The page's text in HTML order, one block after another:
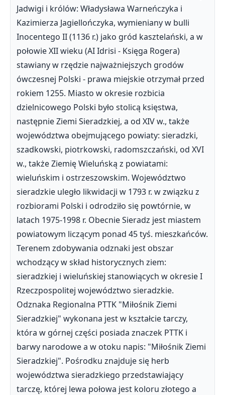
Jadwigi i królów: Władysława Warneńczyka i
Kazimierza Jagiellończyka, wymieniany w bulli
Inocentego II (1136 r.) jako gród kasztelański, a w
połowie XII wieku (AI Idrisi - Księga Rogera)
stawiany w rzędzie najważniejszych grodów
ówczesnej Polski - prawa miejskie otrzymał przed
rokiem 1255. Miasto w okresie rozbicia
dzielnicowego Polski było stolicą księstwa,
następnie Ziemi Sieradzkiej, a od XIV w., także
województwa obejmującego powiaty: sieradzki,
szadkowski, piotrkowski, radomszczański, od XVI
w., także Ziemię Wieluńską z powiatami:
wieluńskim i ostrzeszowskim. Województwo
sieradzkie uległo likwidacji w 1793 r. w związku z
rozbiorami Polski i odrodziło się powtórnie, w
latach 1975-1998 r. Obecnie Sieradz jest miastem
powiatowym liczącym ponad 45 tyś. mieszkańców.
Terenem zdobywania odznaki jest obszar
wchodzący w skład historycznych ziem:
sieradzkiej i wieluńskiej stanowiących w okresie I
Rzeczpospolitej województwo sieradzkie.
Odznaka Regionalna PTTK "Miłośnik Ziemi
Sieradzkiej" wykonana jest w kształcie tarczy,
która w górnej części posiada znaczek PTTK i
barwy narodowe a w otoku napis: "Miłośnik Ziemi
Sieradzkiej". Pośrodku znajduje się herb
województwa sieradzkiego przedstawiający
tarczę, której lewa połowa jest koloru złotego a